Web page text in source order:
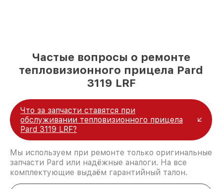
Частые вопросы о ремонте
тепловизионного прицела Pard
3119 LRF
Что за запчасти ставятся при
обслуживании тепловизионного прицела
Pard 3119 LRF?
Мы используем при ремонте только оригинальные
запчасти Pard или надёжные аналоги. На все
комплектующие выдаём гарантийный талон.